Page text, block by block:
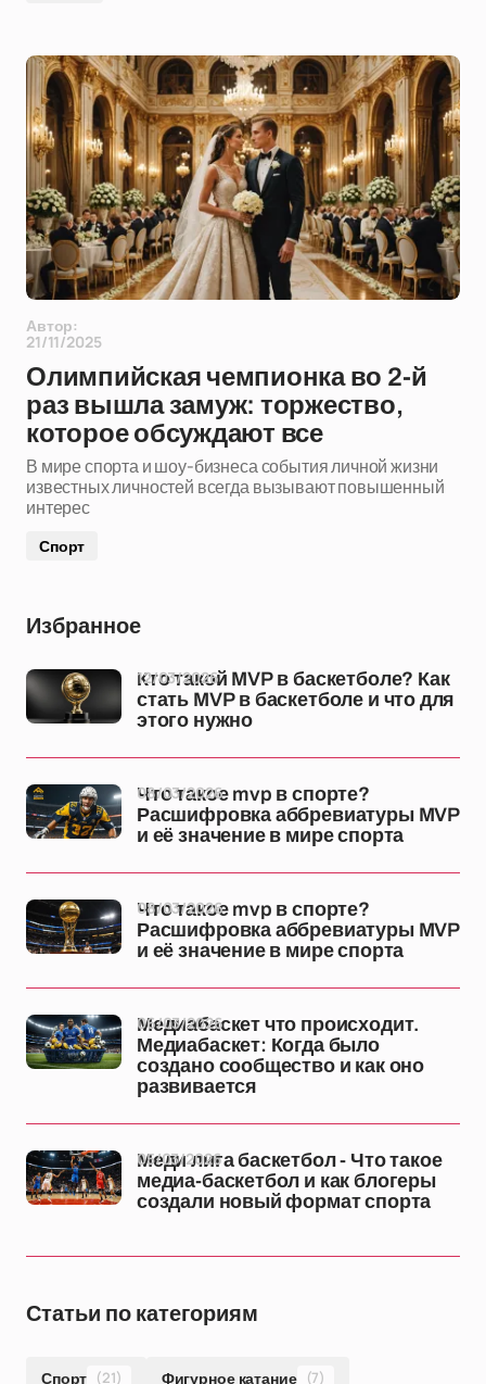
Автор:
21/11/2025
Олимпийская чемпионка во 2-й
раз вышла замуж: торжество,
которое обсуждают все
В мире спорта и шоу-бизнеса события личной жизни
известных личностей всегда вызывают повышенный
интерес
Спорт
Избранное
Кто такой MVP в баскетболе? Как
стать MVP в баскетболе и что для
этого нужно
12/03/2026
Что такое mvp в спорте?
Расшифровка аббревиатуры MVP
и её значение в мире спорта
08/03/2026
Что такое mvp в спорте?
Расшифровка аббревиатуры MVP
и её значение в мире спорта
08/03/2026
Медиабаскет что происходит.
Медиабаскет: Когда было
создано сообщество и как оно
развивается
06/03/2026
Меди лига баскетбол - Что такое
медиа-баскетбол и как блогеры
создали новый формат спорта
05/03/2026
Статьи по категориям
Спорт (21) Фигурное катание (7)